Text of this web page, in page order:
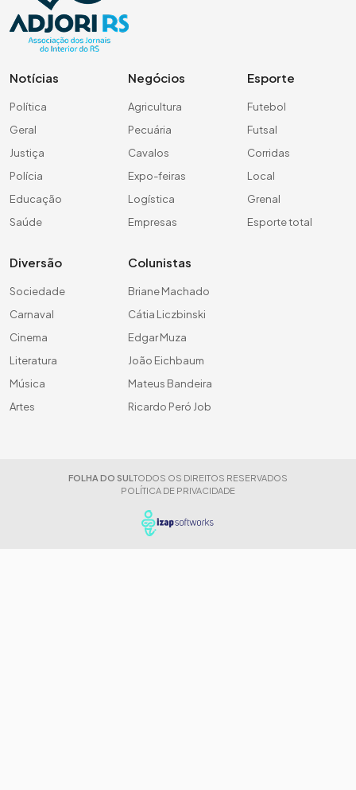
Notícias
Política
Geral
Justiça
Polícia
Educação
Saúde
Negócios
Agricultura
Pecuária
Cavalos
Expo-feiras
Logística
Empresas
Esporte
Futebol
Futsal
Corridas
Local
Grenal
Esporte total
Diversão
Sociedade
Carnaval
Cinema
Literatura
Música
Artes
Colunistas
Briane Machado
Cátia Liczbinski
Edgar Muza
João Eichbaum
Mateus Bandeira
Ricardo Peró Job
FOLHA DO SUL TODOS OS DIREITOS RESERVADOS
POLÍTICA DE PRIVACIDADE